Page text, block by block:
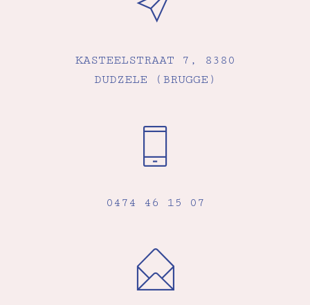
KASTEELSTRAAT 7, 8380
DUDZELE (BRUGGE)
0474 46 15 07